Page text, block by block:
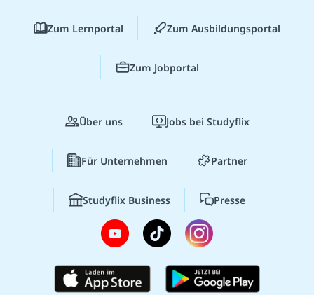
Zum Lernportal Zum Ausbildungsportal
Zum Jobportal
Über uns Jobs bei Studyflix
Für Unternehmen Partner
Studyflix Business Presse